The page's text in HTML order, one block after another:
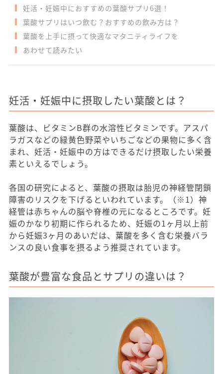
妊活・妊娠中におすすめの葉酸サプリ6選！
葉酸サプリはいつ飲む？おすすめの飲み方は？
葉酸を上手に摂って快適なマタニティライフを
あわせて読みたい
妊活・妊娠中に摂取したい葉酸とは？
葉酸は、ビタミンB群の水溶性ビタミンです。アスパ
ラガスなどの緑黄色野菜やいちごなどの果物に多く含
まれ、妊活・妊娠中の方はできるだけ摂取したい栄養
素といえるでしょう。
各国の研究によると、葉酸の摂取は胎児の神経管閉鎖
障害のリスクを下げるといわれています。（※1）神
経管は赤ちゃんの脳や脊椎の元になるところです。妊
娠のかなり初期に作られるため、妊娠の1ヶ月以上前
から妊娠3ヶ月のあいだは、葉酸を多く含む栄養バラ
ンスの良い食事を摂るよう推奨されています。
葉酸が豊富な食品とサプリの違いは？